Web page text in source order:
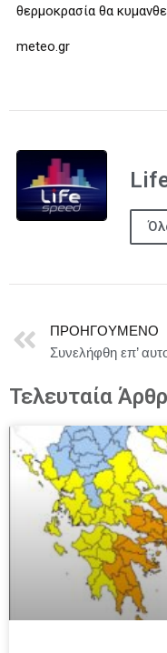
θερμοκρασία θα
meteo.gr
ΠΡΟΗΓΟΎΜΕΝΟ
Τελευταία